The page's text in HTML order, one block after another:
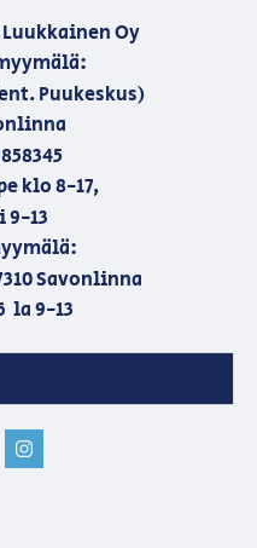
Oy
Puukeskus)
klo 8-17,
13
Savonlinna
la 9-13